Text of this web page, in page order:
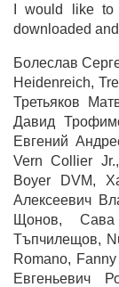
I would like to
downloaded
Болеслав
Heidenreich,
Третьяков
Давид
Евгений
Vern Collier
Boyer DVM,
Алексеевич
Щонов, Сава
Тъпчилещов,
Romano,
Евгеньевич